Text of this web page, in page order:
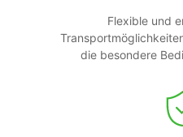
Flexible und
die besondere